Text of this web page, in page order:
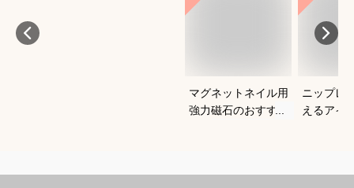
マグネットネイル用
強力磁石のおすすめ
ニップレ
えるアイ